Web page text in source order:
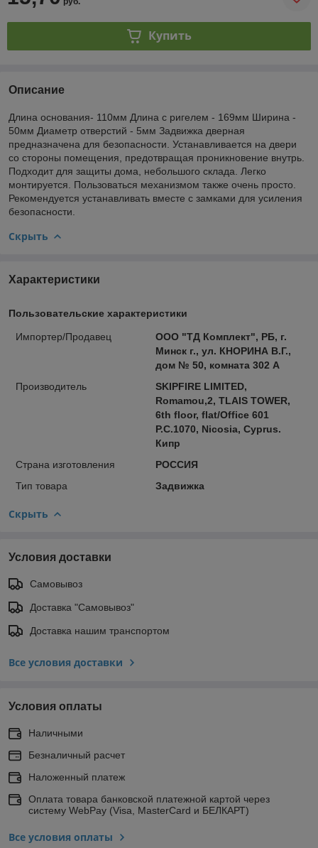
Купить
Описание
Длина основания- 110мм Длина с ригелем - 169мм Ширина -
50мм Диаметр отверстий - 5мм Задвижка дверная
предназначена для безопасности. Устанавливается на двери
со стороны помещения, предотвращая проникновение внутрь.
Подходит для защиты дома, небольшого склада. Легко
монтируется. Пользоваться механизмом также очень просто.
Рекомендуется устанавливать вместе с замками для усиления
безопасности.
Скрыть
Характеристики
Пользовательские характеристики
Импортер/Продавец
ООО "ТД Комплект", РБ, г.
Минск г., ул. КНОРИНА В.Г.,
дом № 50, комната 302 А
Производитель
SKIPFIRE LIMITED,
Romamou,2, TLAIS TOWER,
6th floor, flat/Office 601
P.C.1070, Nicosia, Cyprus.
Кипр
Страна изготовления
РОССИЯ
Тип товара
Задвижка
Скрыть
Условия доставки
Самовывоз
Доставка "Самовывоз"
Доставка нашим транспортом
Все условия доставки
Условия оплаты
Наличными
Безналичный расчет
Наложенный платеж
Оплата товара банковской платежной картой через
систему WebPay (Visa, MasterCard и БЕЛКАРТ)
Все условия оплаты